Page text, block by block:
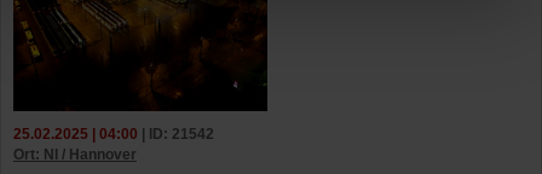
25.02.2025 | 04:00 | ID: 21542
Ort: NI / Hannover